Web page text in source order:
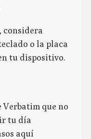
considera
o la placa
tu dispositivo.
Verbatim que no
tu día
aquí